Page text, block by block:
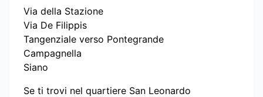
Via della Stazione
Via De Filippis
Tangenziale verso Pontegrande
Campagnella
Siano
Se ti trovi nel quartiere San Leonardo